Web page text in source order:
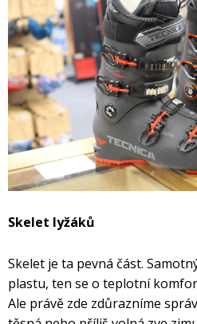
Skelet lyžáků
Skelet je ta pevná část.
plastu, ten se o teplotní
Ale právě zde zdůrazníme